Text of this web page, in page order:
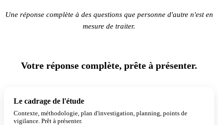
Une réponse complète à des questions que personne d'autre n'est en
mesure de traiter.
Votre réponse complète, prête à présenter.
Le cadrage de l'étude
Contexte, méthodologie, plan d'investigation, planning, points de
vigilance. Prêt à présenter.